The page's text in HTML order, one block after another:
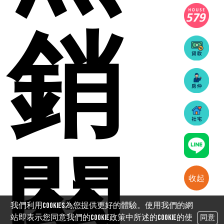
收起
銷
我們利用cookies為您提供更好的體驗。使用我們的網
站即表示您同意我們的Cookie政策中所述的Cookie的使
同意